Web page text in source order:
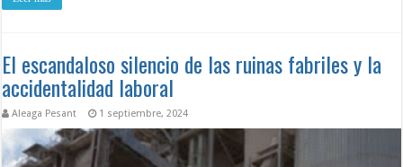
El escandaloso silencio de las ruinas fabriles y la
accidentalidad laboral
Aleaga Pesant 1 septiembre, 2024